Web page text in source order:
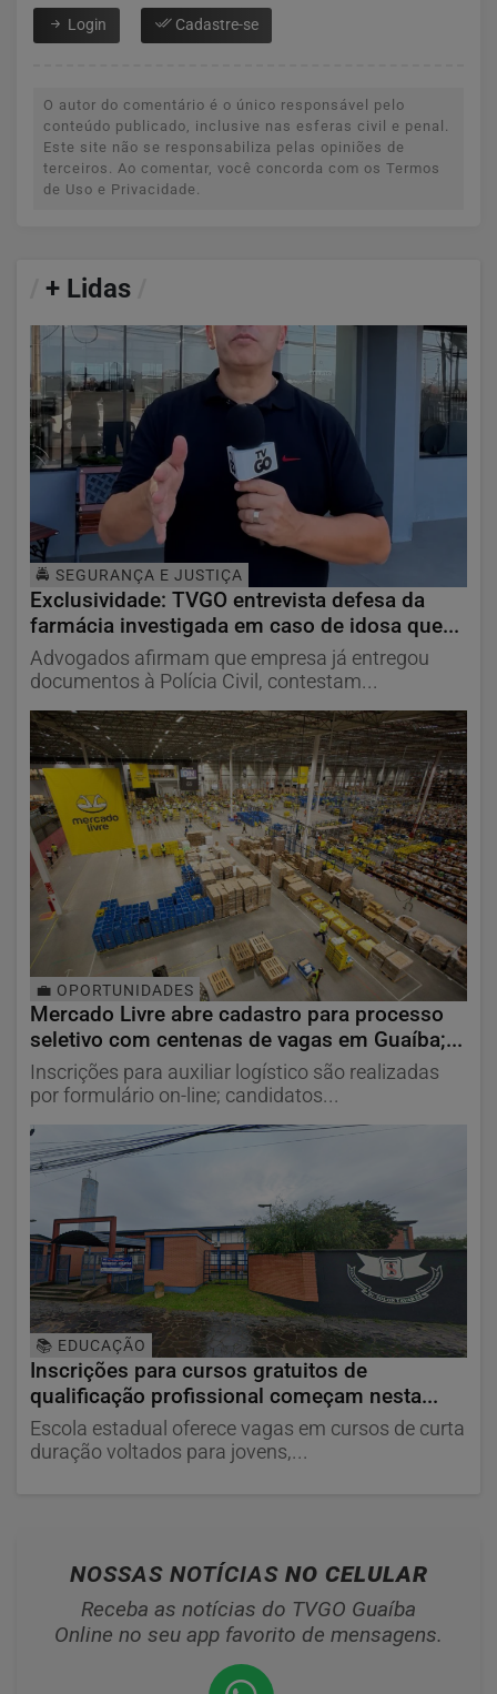
Login Cadastre-se
O autor do comentário é o único responsável pelo
conteúdo publicado, inclusive nas esferas civil e penal.
Este site não se responsabiliza pelas opiniões de
terceiros. Ao comentar, você concorda com os Termos
de Uso e Privacidade.
+ Lidas
🚔 SEGURANÇA E JUSTIÇA
Exclusividade: TVGO entrevista defesa da
farmácia investigada em caso de idosa que...
Advogados afirmam que empresa já entregou
documentos à Polícia Civil, contestam...
💼 OPORTUNIDADES
Mercado Livre abre cadastro para processo
seletivo com centenas de vagas em Guaíba;...
Inscrições para auxiliar logístico são realizadas
por formulário on-line; candidatos...
📚 EDUCAÇÃO
Inscrições para cursos gratuitos de
qualificação profissional começam nesta...
Escola estadual oferece vagas em cursos de curta
duração voltados para jovens,...
NOSSAS NOTÍCIAS NO CELULAR
Receba as notícias do TVGO Guaíba
Online no seu app favorito de mensagens.